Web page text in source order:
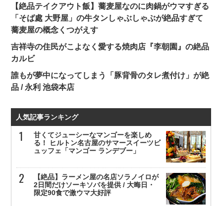
【絶品テイクアウト飯】蕎麦屋なのに肉鍋がウマすぎる
「そば處 大野屋」の牛タンしゃぶしゃぶが絶品すぎて
蕎麦屋の概念くつがえす
吉祥寺の住民がこよなく愛する焼肉店『李朝園』の絶品
カルビ
誰もが夢中になってしまう「豚背骨のタレ煮付け」が絶
品 / 永利 池袋本店
人気記事ランキング
甘くてジューシーなマンゴーを楽しめ
る！ ヒルトン名古屋のサマースイーツビ
ュッフェ「マンゴー ランデブー」
【絶品】ラーメン屋の名店ソラノイロが
2日間だけソーキソバを提供 / 大晦日・
限定90食で激ウマ大好評